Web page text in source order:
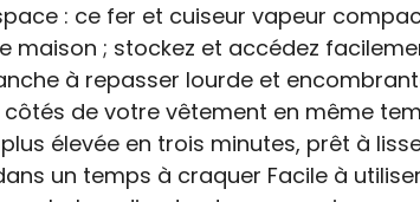
: ce fer et cuiseur vapeur
maison ; stockez et accédez
à repasser lourde et
de votre vêtement en même
élevée en trois minutes, prêt à
un temps à craquer Facile à